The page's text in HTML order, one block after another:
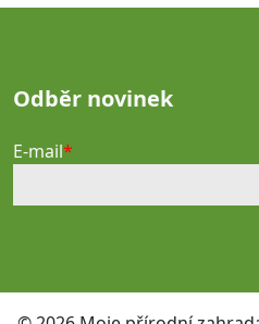
Odběr novinek
E-mail